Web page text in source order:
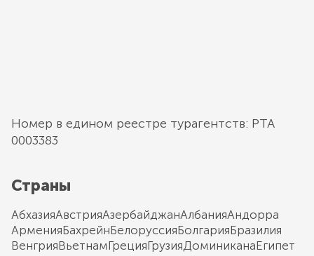
Номер в едином реестре турагентств: РТА
0003383
Страны
АбхазияАвстрияАзербайджанАлбанияАндорра
АрменияБахрейнБелоруссияБолгарияБразилия
ВенгрияВьетнамГрецияГрузияДоминиканаЕгипет